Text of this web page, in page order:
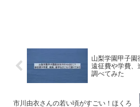
山梨学園甲子園
遠征費や学費、
調べてみた
市川由衣さんの若い頃がすごい！ほくろ